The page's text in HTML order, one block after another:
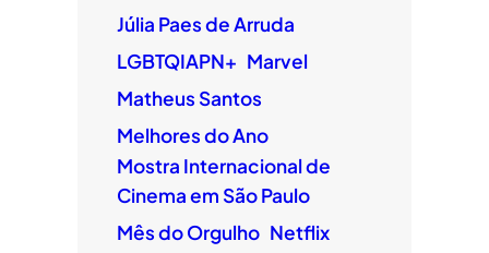
Júlia Paes de Arruda
LGBTQIAPN+ Marvel
Matheus Santos
Melhores do Ano
Mostra Internacional de
Cinema em São Paulo
Mês do Orgulho Netflix